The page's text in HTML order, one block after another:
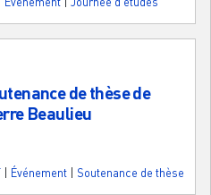
de thèse de
Beaulieu
Événement Soutenance de thèse